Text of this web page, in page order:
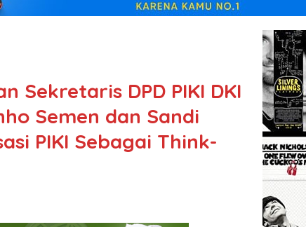
Sekretaris DPD PIKI DKI
Semen dan Sandi
PIKI Sebagai Think-